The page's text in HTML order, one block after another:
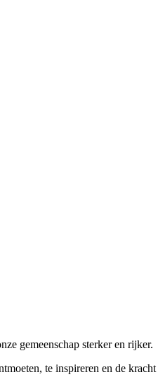
gemeenschap sterker en rijker.
te inspireren en de